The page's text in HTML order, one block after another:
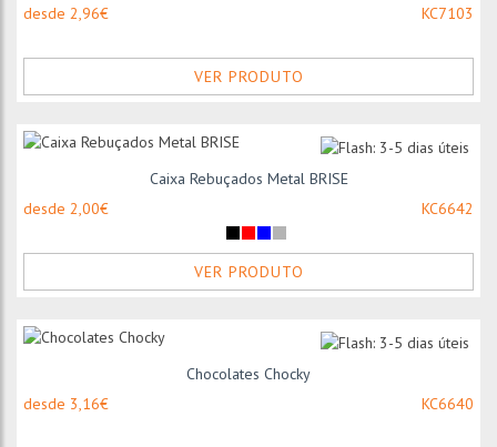
desde 2,96€
KC7103
VER PRODUTO
Caixa Rebuçados Metal BRISE
desde 2,00€
KC6642
VER PRODUTO
Chocolates Chocky
desde 3,16€
KC6640